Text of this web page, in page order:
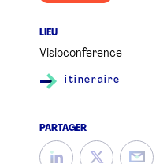
LIEU
Visioconference
itinéraire
PARTAGER